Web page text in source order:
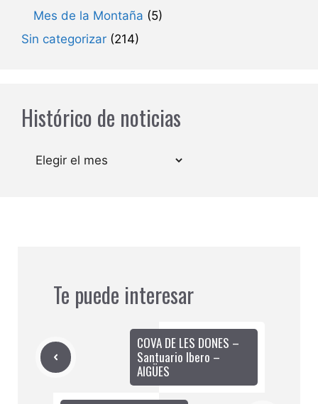
Mes de la Montaña (5)
Sin categorizar (214)
Histórico de noticias
Archivos
Te puede interesar
COVA DE LES DONES –
Santuario Ibero –
AIGÜES